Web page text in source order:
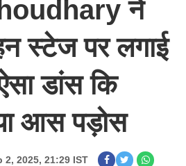
ने
स्टेज पर लगाई
डांस कि
आस पड़ोस
2, 2025, 21:29 IST